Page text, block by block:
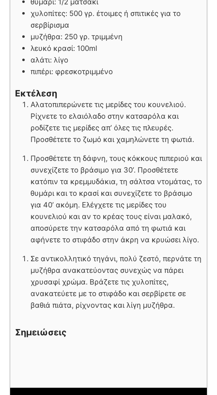
χυλοπίτες: 500 γρ. έτοιμες ή σπιτικές για το
σερβίρισμα
μυζήθρα: 250 γρ. τριμμένη
λευκό κρασί: 100ml
αλάτι: λίγο
πιπέρι: φρεσκοτριμμένο
Εκτέλεση
Αλατοπιπερώνετε τις μερίδες του κουνελιού.
Ρίχνετε το ελαιόλαδο στην κατσαρόλα και
ροδίζετε τις μερίδες απ’ όλες τις πλευρές.
Προσθέτετε το ζωμό και χαμηλώνετε τη φωτιά.
Προσθέτετε τη δάφνη, τους κόκκους πιπεριού και
συνεχίζετε το βράσιμο για 30’. Προσθέτετε
κατόπιν τα κρεμμυδάκια, τη σάλτσα ντομάτας, το
θυμάρι και το κρασί και συνεχίζετε το βράσιμο
για 40’ ακόμη. Ελέγχετε τις μερίδες του
κουνελιού και αν το κρέας τους είναι μαλακό,
αποσύρετε την κατσαρόλα από τη φωτιά και
αφήνετε το στιφάδο στην άκρη να κρυώσει λίγο.
Σε αντικολλητικό τηγάνι, πολύ ζεστό, περνάτε τη
μυζήθρα ανακατεύοντας συνεχώς να πάρει
χρυσαφί χρώμα. Βράζετε τις χυλοπίτες,
ανακατεύετε με το στιφάδο και σερβίρετε σε
βαθιά πιάτα, ρίχνοντας και λίγη μυζήθρα.
Σημειώσεις